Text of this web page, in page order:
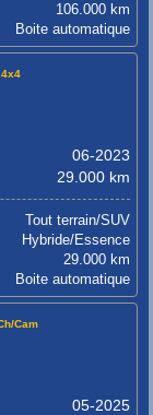
106.000 km
Boite automatique
06-2023
29.000 km
Tout terrain/SUV
Hybride/Essence
29.000 km
Boite automatique
Cam
05-2025